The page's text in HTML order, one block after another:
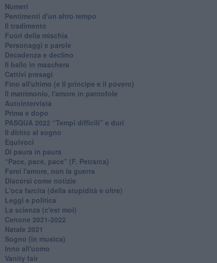
Numeri
Pentimenti d'un altro tempo
Il tradimento
Fuori della mischia
Personaggi e parole
Decadenza e declino
Il ballo in maschera
Cattivi presagi
Fino all'ultimo (e Il principe e il povero)
Il matrimonio, l'amore in pantofole
Autointervista
Prima e dopo
​PASQUA 2022 “Tempi difficili” e duri
Il diritto al sogno
Equivoci
Di paura in paura
​“Pace, pace, pace” (F. Petrarca)
Farei l'amore, non la guerra
Discorsi come notizie
L'oca farcita (della stupidità e oltre)
Leggi e politica
La scienza (c'est moi)
Cenone 2021-2022
Natale 2021
Sogno (in musica)
Inno all'uomo
Vanity fair